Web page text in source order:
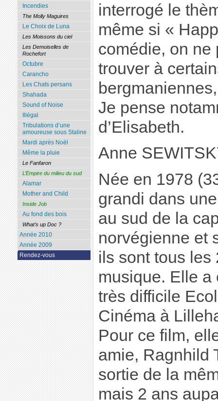
interrogé le
même si «
comédie, on ne
trouver à
Je pense
d’Elisabeth.
Anne
Née en 1978
grandi dans
au sud de la
norvégienne et
ils sont tous les
musique. Elle a
très difficile
Cinéma à
Pour ce film,
amie, Ragnhild
sortie de la
mais 2 ans
Incendies
The Molly Maguires
Le Choix de Luna
Les Moissons du ciel
Les Demoiselles de
Rochefort
Octubre
Carancho
Les Chats persans
Shahada
Sound of Noise
Illégal
Tribulations d’une
amoureuse sous Staline
Mardi après Noël
Même la pluie
Le Fanfaron
L’Empire du milieu du sud
Alamar
Mother and Child
Inside Job
Au fond des bois
What’s up Doc ?
Année 2010
Année 2009
Rendez-vous